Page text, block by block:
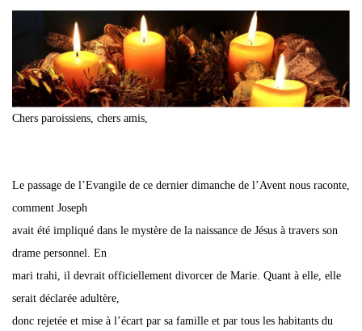
Chers paroissiens, chers amis,
Le passage de l’Evangile de ce dernier dimanche de l’Avent nous raconte,
comment Joseph
avait été impliqué dans le mystère de la naissance de Jésus à travers son
drame personnel. En
mari trahi, il devrait officiellement divorcer de Marie. Quant à elle, elle
serait déclarée adultère,
donc rejetée et mise à l’écart par sa famille et par tous les habitants du